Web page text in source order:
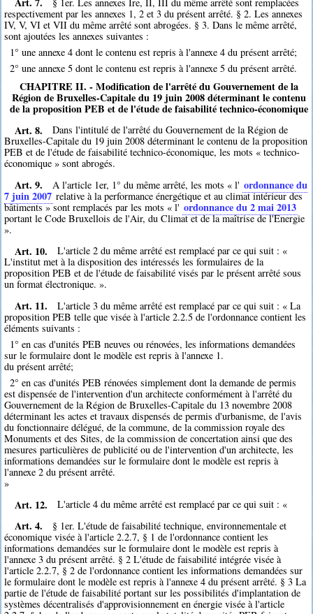
respectivement par les annexes 1, 2 et 3 du présent arrêté. § 2. Les annexes
IV, V, VI et VII du même arrêté sont abrogées. § 3. Dans le même arrêté,
sont ajoutées les annexes suivantes :
1° une annexe 4 dont le contenu est repris à l'annexe 4 du présent arrêté;
2° une annexe 5 dont le contenu est repris à l'annexe 5 du présent arrêté.
CHAPITRE II. - Modification de l'arrêté du Gouvernement de la
Région de Bruxelles-Capitale du 19 juin 2008 déterminant le contenu
de la proposition PEB et de l'étude de faisabilité technico-économique
Art. 8.
Dans l'intitulé de l'arrêté du Gouvernement de la Région de
Bruxelles-Capitale du 19 juin 2008 déterminant le contenu de la proposition
PEB et de l'étude de faisabilité technico-économique, les mots « technico-
économique » sont abrogés.
Art. 9. A l'article 1er, 1° du même arrêté, les mots « l' ordonnance du
7 juin 2007 relative à la performance énergétique et au climat intérieur des
bâtiments » sont remplacés par les mots « l' ordonnance du 2 mai 2013
portant le Code Bruxellois de l'Air, du Climat et de la maîtrise de l'Energie
».
Art. 10.
L'article 2 du même arrêté est remplacé par ce qui suit : «
L'institut met à la disposition des intéressés les formulaires de la
proposition PEB et de l'étude de faisabilité visés par le présent arrêté sous
un format électronique. ».
Art. 11.
L'article 3 du même arrêté est remplacé par ce qui suit : « La
proposition PEB telle que visée à l'article 2.2.5 de l'ordonnance contient les
éléments suivants :
1° en cas d'unités PEB neuves ou rénovées, les informations demandées
sur le formulaire dont le modèle est repris à l'annexe 1.
du présent arrêté;
2° en cas d'unités PEB rénovées simplement dont la demande de permis
est dispensée de l'intervention d'un architecte conformément à l'arrêté du
Gouvernement de la Région de Bruxelles-Capitale du 13 novembre 2008
déterminant les actes et travaux dispensés de permis d'urbanisme, de l'avis
du fonctionnaire délégué, de la commune, de la commission royale des
Monuments et des Sites, de la commission de concertation ainsi que des
mesures particulières de publicité ou de l'intervention d'un architecte, les
informations demandées sur le formulaire dont le modèle est repris à
l'annexe 2 du présent arrêté.
»
Art. 12. L'article 4 du même arrêté est remplacé par ce qui suit : «
Art. 4.
§ 1er. L'étude de faisabilité technique, environnementale et
économique visée à l'article 2.2.7, § 1 de l'ordonnance contient les
informations demandées sur le formulaire dont le modèle est repris à
l'annexe 3 du présent arrêté. § 2 L'étude de faisabilité intégrée visée à
l'article 2.2.7, § 2 de l'ordonnance contient les informations demandées sur
le formulaire dont le modèle est repris à l'annexe 4 du présent arrêté. § 3 La
partie de l'étude de faisabilité portant sur les possibilités d'implantation de
systèmes décentralisés d'approvisionnement en énergie visée à l'article